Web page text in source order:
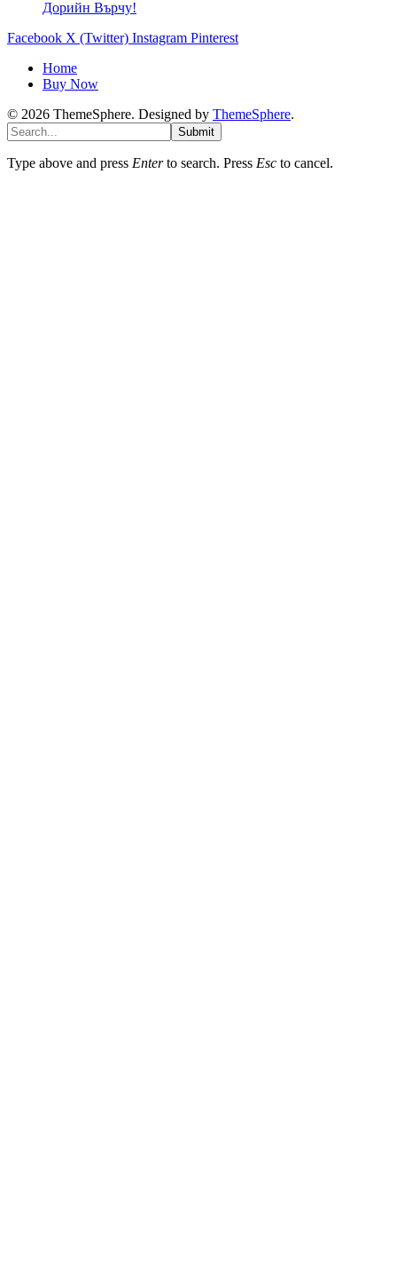
Дорийн Върчу!
Facebook X (Twitter) Instagram Pinterest
Home
Buy Now
© 2026 ThemeSphere. Designed by ThemeSphere.
Submit
Type above and press Enterto search. Press Esc to cancel.